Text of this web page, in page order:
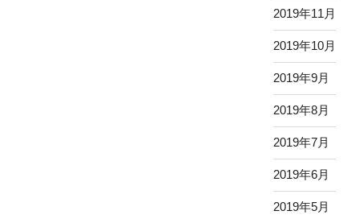
2019年11月
2019年10月
2019年9月
2019年8月
2019年7月
2019年6月
2019年5月